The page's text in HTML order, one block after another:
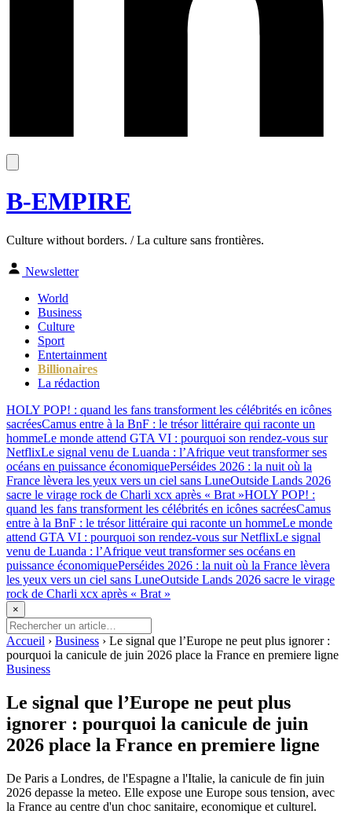
B-EMPIRE
Culture without borders. / La culture sans frontières.
Newsletter
World
Business
Culture
Sport
Entertainment
Billionaires
La rédaction
HOLY POP! : quand les fans transforment les célébrités en icônes
sacréesCamus entre à la BnF : le trésor littéraire qui raconte un
hommeLe monde attend GTA VI : pourquoi son rendez-vous sur
NetflixLe signal venu de Luanda : l’Afrique veut transformer ses
océans en puissance économiquePerséides 2026 : la nuit où la
France lèvera les yeux vers un ciel sans LuneOutside Lands 2026
sacre le virage rock de Charli xcx après « Brat »HOLY POP! :
quand les fans transforment les célébrités en icônes sacréesCamus
entre à la BnF : le trésor littéraire qui raconte un hommeLe monde
attend GTA VI : pourquoi son rendez-vous sur NetflixLe signal
venu de Luanda : l’Afrique veut transformer ses océans en
puissance économiquePerséides 2026 : la nuit où la France lèvera
les yeux vers un ciel sans LuneOutside Lands 2026 sacre le virage
rock de Charli xcx après « Brat »
×
Accueil › Business › Le signal que l’Europe ne peut plus ignorer :
pourquoi la canicule de juin 2026 place la France en premiere ligne
Business
Le signal que l’Europe ne peut plus
ignorer : pourquoi la canicule de juin
2026 place la France en premiere ligne
De Paris a Londres, de l'Espagne a l'Italie, la canicule de fin juin
2026 depasse la meteo. Elle expose une Europe sous tension, avec
la France au centre d'un choc sanitaire, economique et culturel.